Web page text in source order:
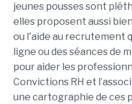
jeunes pousses sont
elles proposent aussi
ou l'aide au recrutement
ligne ou des séances de
pour aider les
Convictions RH et
une cartographie de ces